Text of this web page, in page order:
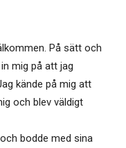
På sätt och
mig på att jag
kände på mig att
och blev väldigt
bodde med sina